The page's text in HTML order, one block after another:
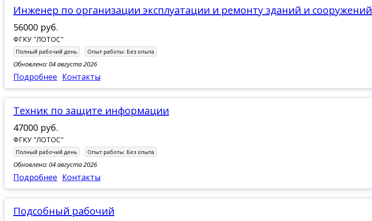
Инженер по организации эксплуатации и ремонту зданий и сооружений
56000 руб.
ФГКУ "ЛОТОС"
Полный рабочий день Опыт работы: Без опыта
Обновлено: 04 августа 2026
Подробнее Контакты
Техник по защите информации
47000 руб.
ФГКУ "ЛОТОС"
Полный рабочий день Опыт работы: Без опыта
Обновлено: 04 августа 2026
Подробнее Контакты
Подсобный рабочий